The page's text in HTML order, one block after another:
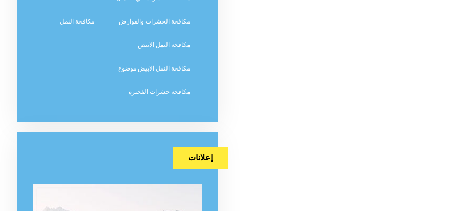
مكافحة الحشرات والقوارض مكافحة النمل
مكافحة النمل الابيض
مكافحة النمل الابيض موضوع
مكافحة حشرات الفجيرة
إعلانات